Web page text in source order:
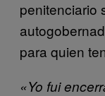
penitenciario
para quien
«Yo fui